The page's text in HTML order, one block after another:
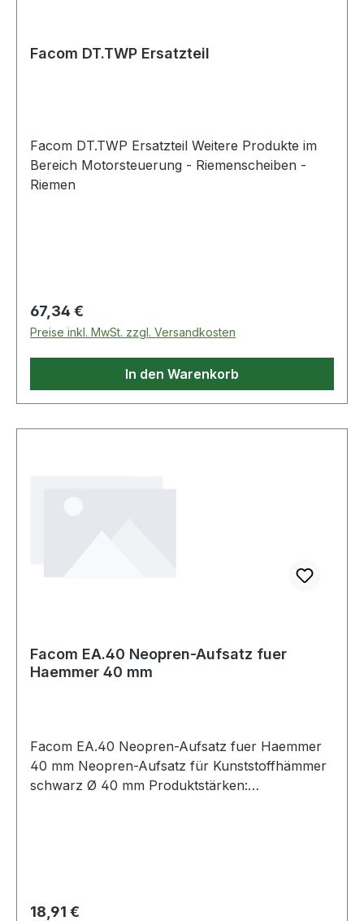
Facom DT.TWP Ersatzteil
Facom DT.TWP Ersatzteil Weitere Produkte im
Bereich Motorsteuerung - Riemenscheiben -
Riemen
Regulärer Preis:
67,34 €
Preise inkl. MwSt. zzgl. Versandkosten
In den Warenkorb
Facom EA.40 Neopren-Aufsatz fuer
Haemmer 40 mm
Facom EA.40 Neopren-Aufsatz fuer Haemmer
40 mm Neopren-Aufsatz für Kunststoffhämmer
schwarz Ø 40 mm Produktstärken:
Regulärer Preis:
18,91 €